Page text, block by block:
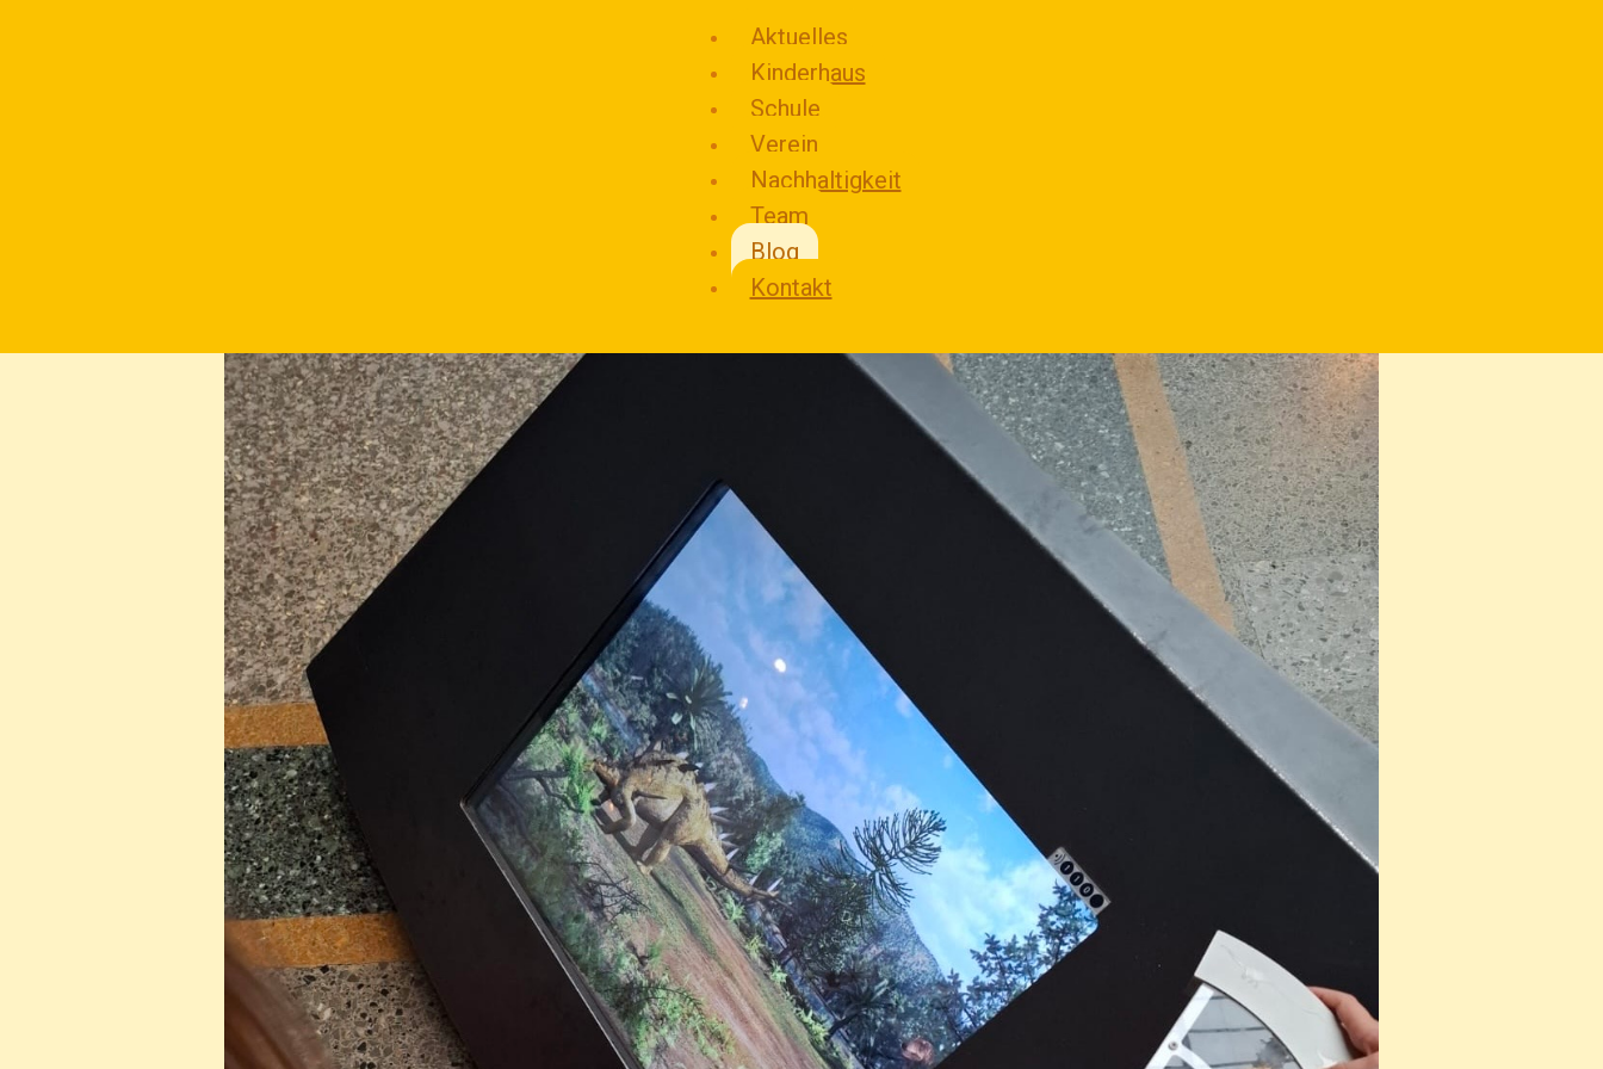
Aktuelles
Kinderhaus
Schule
Verein
Nachhaltigkeit
Team
Blog
Kontakt
KINDERHAUS UND STAATLICH ANERKANNTE GRUNDSCHULE
IN FREIER TRÄGERSCHAFT